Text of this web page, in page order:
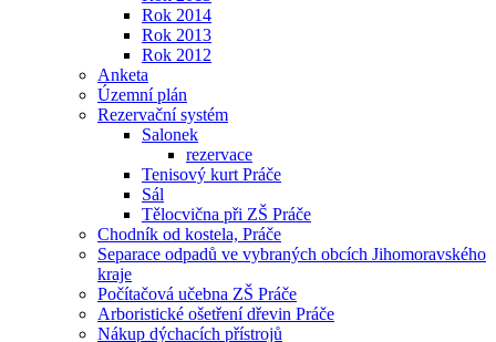
Rok 2014
Rok 2013
Rok 2012
Anketa
Územní plán
Rezervační systém
Salonek
rezervace
Tenisový kurt Práče
Sál
Tělocvična při ZŠ Práče
Chodník od kostela, Práče
Separace odpadů ve vybraných obcích Jihomoravského
kraje
Počítačová učebna ZŠ Práče
Arboristické ošetření dřevin Práče
Nákup dýchacích přístrojů